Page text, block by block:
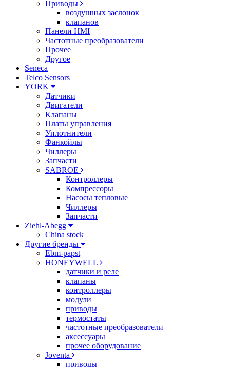
Приводы
воздушных заслонок
клапанов
Панели HMI
Частотные преобразователи
Прочее
Другое
Seneca
Telco Sensors
YORK
Датчики
Двигатели
Клапаны
Платы управления
Уплотнители
Фанкойлы
Чиллеры
Запчасти
SABROE
Контроллеры
Компрессоры
Насосы тепловые
Чиллеры
Запчасти
Ziehl-Abegg
China stock
Другие бренды
Ebm-papst
HONEYWELL
датчики и реле
клапаны
контроллеры
модули
приводы
термостаты
частотные преобразователи
аксессуары
прочее оборудование
Joventa
приводы